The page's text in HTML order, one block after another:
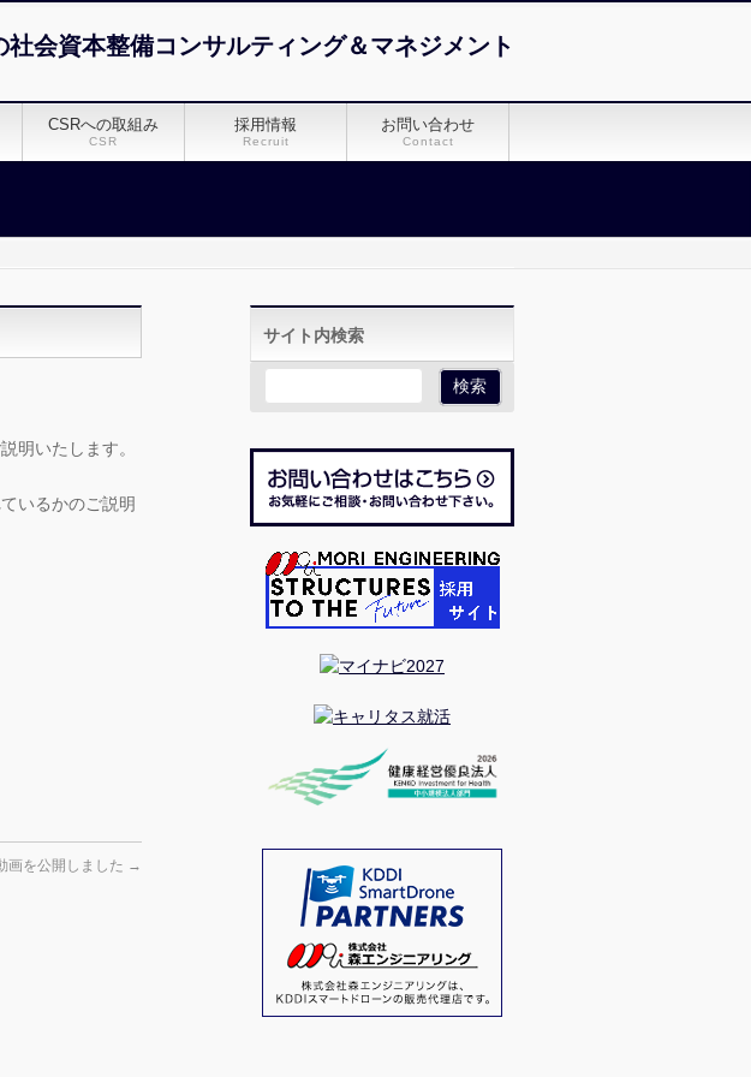
社会資本整備コンサルティング＆マネジメント
CSRへの取組み
CSR
採用情報
Recruit
お問い合わせ
Contact
明いたします。
いるかのご説明
画を公開しました →
サイト内検索